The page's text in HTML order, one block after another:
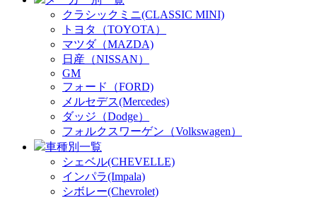
クラシックミニ(CLASSIC MINI)
トヨタ（TOYOTA）
マツダ（MAZDA)
日産（NISSAN）
GM
フォード（FORD)
メルセデス(Mercedes)
ダッジ（Dodge）
フォルクスワーゲン（Volkswagen）
車種別一覧
シェベル(CHEVELLE)
インパラ(Impala)
シボレー(Chevrolet)